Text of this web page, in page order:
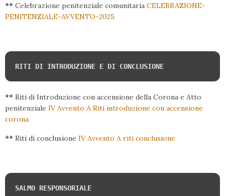
** Celebrazione penitenziale comunitaria CELEBRAZIONE-
PENITENZIALE-AVVENTO-2025
RITI DI INTRODUZIONE E DI CONCLUSIONE
** Riti di Introduzione con accensione della Corona e Atto
penitenziale IV Avvento A Riti introduzione con accensione
corona
** Riti di conclusione IV Avvento A riti conclusione
SALMO RESPONSORIALE